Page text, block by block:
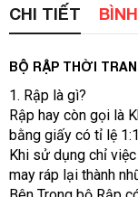
CHI TIẾT
BỘ RẬP THỜI
1. Rập là gì?
Rập hay còn gọi là
bằng giấy có tỉ lệ
Khi sử dụng chỉ
may ráp lại thành